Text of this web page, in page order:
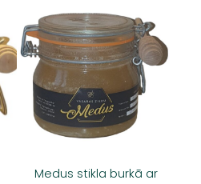
Medus stikla burkā ar